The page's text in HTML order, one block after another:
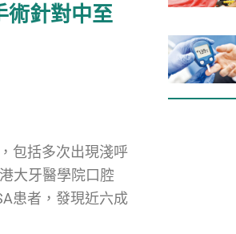
術針對中至
包括多次出現淺呼
大牙醫學院口腔
患者，發現近六成